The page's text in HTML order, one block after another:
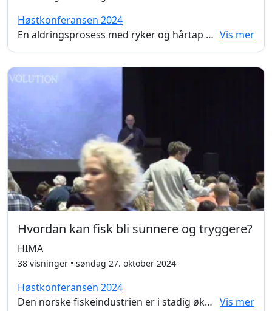
Høstkonferansen 2024
En aldringsprosess med ryker og hårtap kan være vanskelig å akseptere når man på innsiden fortsatt føler seg som den unge selv. Karim Sayed er lege og spesialist innenfor aldring og vil i dette foredraget snakke om ansiktets aldring og regenerative behandling. Med nyere forskning blir en ny era innen estetisk forskning lagt frem. Vis mer
Hvordan kan fisk bli sunnere og tryggere?
HIMA
38 visninger • søndag 27. oktober 2024
Høstkonferansen 2024
Den norske fiskeindustrien er i stadig økning og ligger i verdenstoppen når det kommer til eksport. Samtidlig kritiseres næringen på ulikt grunnlag. Dårlige levevilkår, forrurensing av fjordene, hurtigvoksende fôr og en lite bærekraftig industri. I dette foredraget møter vi HIMA, en verdensledende bedrift, som har satset på oppdrettsannlegg på land. Kan det gjøre næringen mer bærekraftig og gi oss bedre fisk? Vis mer